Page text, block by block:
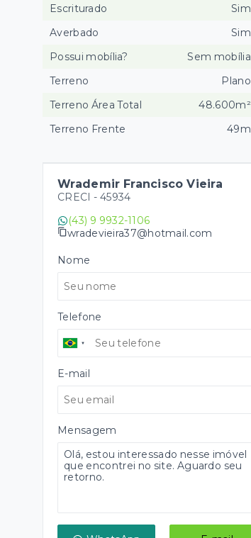
Escriturado
Sim
Averbado
Sim
Possui mobília?
Sem mobília
Terreno
Plano
Terreno Área Total
48.600m²
Terreno Frente
49m
Wrademir Francisco Vieira
CRECI - 45934
(43) 9 9932-1106
wradevieira37@hotmail.com
Nome
Telefone
E-mail
Mensagem